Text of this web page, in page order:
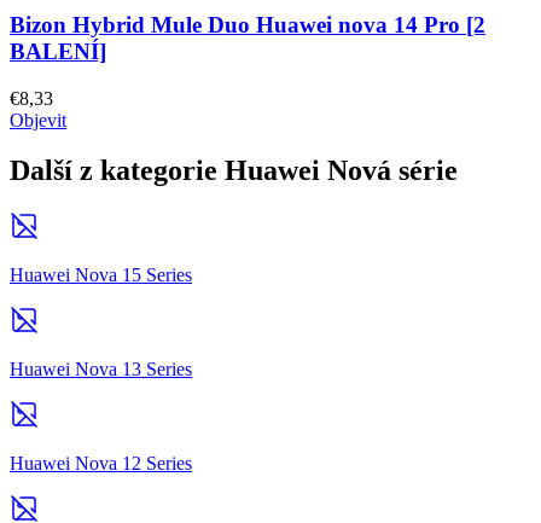
Bizon Hybrid Mule Duo Huawei nova 14 Pro [2
BALENÍ]
€8,33
Objevit
Další z kategorie Huawei Nová série
Huawei Nova 15 Series
Huawei Nova 13 Series
Huawei Nova 12 Series